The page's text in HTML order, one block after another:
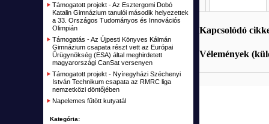
Csatlakozó
Szimulátorok
Távirányítók, vevők RC
Akku töltők, adapterek
Alkatrészek, Tuning
Kiegészítők, Építőanyag
Elemek, akkumulátorok
Támogatott projekt - Az Esztergomi Dobó
Katalin Gimnázium tanulói második helyezettek
a 33. Országos Tudományos és Innovációs
Olimpián
Támogatás - Az Újpesti Könyves Kálmán
Gimnázium csapata részt vett az Európai
Űrügynökség (ESA) által meghirdetett
magyarországi CanSat versenyen
Támogatott projekt - Nyíregyházi Széchenyi
István Technikum csapata az RMRC liga
nemzetközi döntőjében
Napelemes fűtött kutyatál
Kategória:
Kapcsolódó
Vélemények